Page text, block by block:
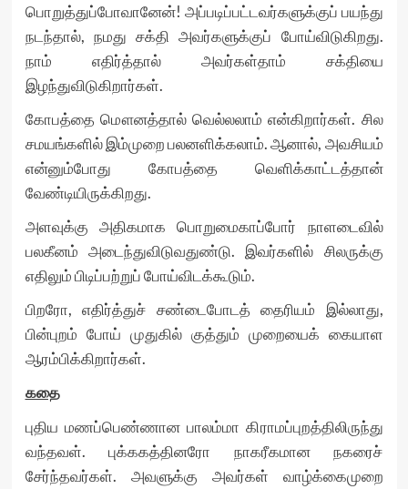
பொறுத்துப்போவானேன்! அப்படிப்பட்டவர்களுக்குப் பயந்து
நடந்தால், நமது சக்தி அவர்களுக்குப் போய்விடுகிறது.
நாம் எதிர்த்தால் அவர்கள்தாம் சக்தியை
இழந்துவிடுகிறார்கள்.
கோபத்தை மௌனத்தால் வெல்லலாம் என்கிறார்கள். சில
சமயங்களில் இம்முறை பலனளிக்கலாம். ஆனால், அவசியம்
என்னும்போது கோபத்தை வெளிக்காட்டத்தான்
வேண்டியிருக்கிறது.
அளவுக்கு அதிகமாக பொறுமைகாப்போர் நாளடைவில்
பலகீனம் அடைந்துவிடுவதுண்டு. இவர்களில் சிலருக்கு
எதிலும் பிடிப்பற்றுப் போய்விடக்கூடும்.
பிறரோ, எதிர்த்துச் சண்டைபோடத் தைரியம் இல்லாது,
பின்புறம் போய் முதுகில் குத்தும் முறையைக் கையாள
ஆரம்பிக்கிறார்கள்.
கதை
புதிய மணப்பெண்ணான பாலம்மா கிராமப்புறத்திலிருந்து
வந்தவள். புக்ககத்தினரோ நாகரீகமான நகரைச்
சேர்ந்தவர்கள். அவளுக்கு அவர்கள் வாழ்க்கைமுறை